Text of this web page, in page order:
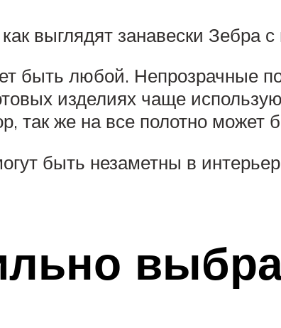
выглядят занавески Зебра
быть любой. Непрозрачные
изделиях чаще
так же на все полотно может
быть незаметны в